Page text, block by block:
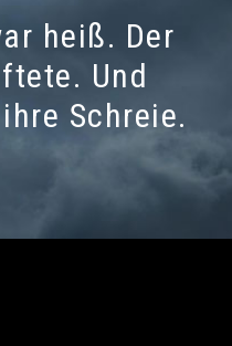
heiß. Der
Und
Schreie.